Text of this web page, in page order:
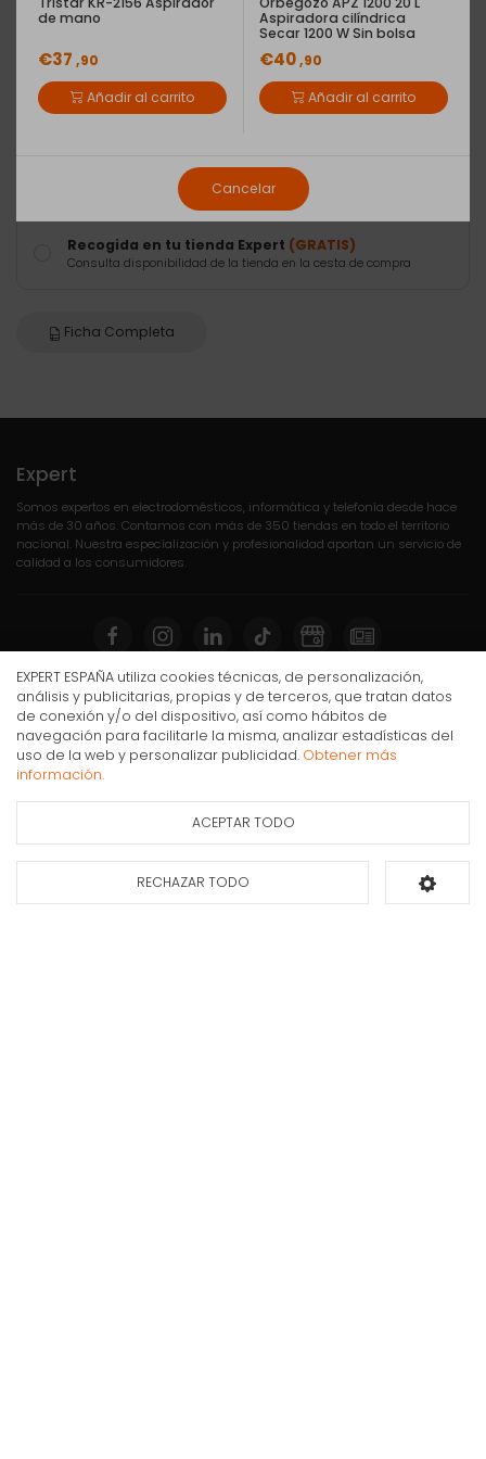
polvo.
(Ver más)
Tipo de envío
(9,90€)
Entrega en domicilio
Recogida en tu tienda Expert (GRATIS)
Consulta disponibilidad de la tienda en la cesta de compra
Ficha Completa
Aspirador escoba Bosch UNLIMITED 10 PROANIMAL
BCS1041PET, 18V, Flex Tube
del producto
Añadir al carrito
Expert
Somos expertos en electrodomésticos, informática y telefonía desde hace
más de 30 años. Contamos con más de 350 tiendas en todo el territorio
nacional. Nuestra especialización y profesionalidad aportan un servicio de
calidad a los consumidores.
Compra Online
Mi cuenta y pedidos
Condiciones generales de compra
Gastos de envío
de mano
€37 ,90
Añadir al carrito
Aspiradora cilíndrica
Secar 1200 W Sin bolsa
€40,90
Añadir al carrito
Cancelar
EXPERT ESPAÑA utiliza cookies técnicas, de personalización,
análisis y publicitarias, propias y de terceros, que tratan datos
de conexión y/o del dispositivo, así como hábitos de
navegación para facilitarle la misma, analizar estadísticas del
uso de la web y personalizar publicidad. Obtener más
información.
ACEPTAR TODO
RECHAZAR TODO